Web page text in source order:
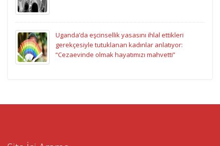
Uganda’da eşcinsellik yasasını ihlal ettikleri
gerekçesiyle tutuklanan kadınlar anlatıyor:
“Cezaevinde olmak hayatımızı mahvetti”